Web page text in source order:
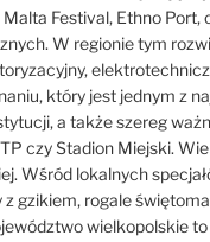
Festival, Ethno Port,
W regionie tym
który jest jednym z
a także szereg
czy Stadion Miejski.
Wśród lokalnych
gzikiem, rogale
wielkopolskie